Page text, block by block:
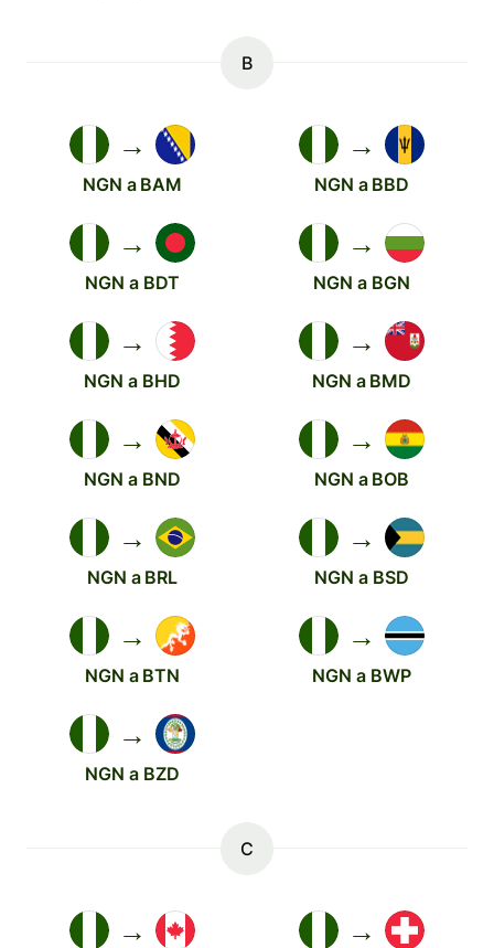
B
→
NGN a BAM
→
NGN a BBD
→
NGN a BDT
→
NGN a BGN
→
NGN a BHD
→
NGN a BMD
→
NGN a BND
→
NGN a BOB
→
NGN a BRL
→
NGN a BSD
→
NGN a BTN
→
NGN a BWP
→
NGN a BZD
C
→ →